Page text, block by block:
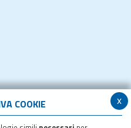
x
COOKIE